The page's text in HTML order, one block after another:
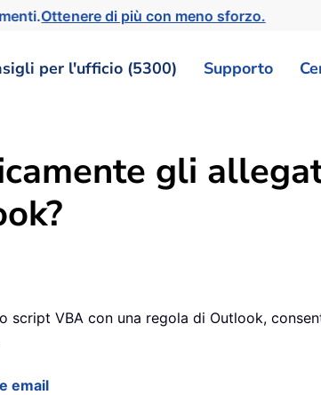
Ottenere di più con meno sforzo.
per l'ufficio (5300) Supporto
gli
script VBA con una regola di Outlook,
email